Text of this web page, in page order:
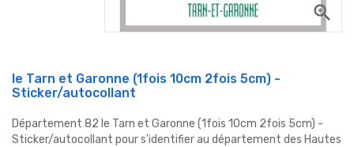
zoom_in
le Tarn et Garonne (1fois 10cm 2fois 5cm) -
Sticker/autocollant
Département 82 le Tarn et Garonne (1fois 10cm 2fois 5cm) -
Sticker/autocollant pour s'identifier au département des Hautes